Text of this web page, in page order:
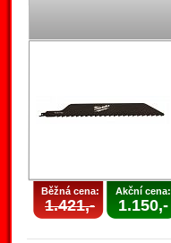
Běžná cena:
1.421,-
Akční cena:
1.150,-